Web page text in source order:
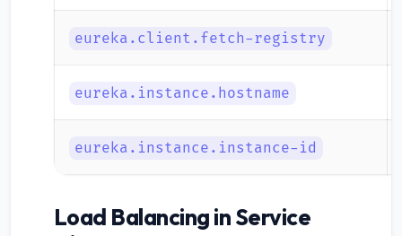
eureka.client.fetch-registry
eureka.instance.hostname
eureka.instance.instance-id
Load Balancing in Service